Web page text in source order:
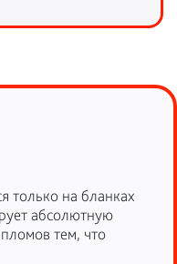
только на бланках
абсолютную
тем, что